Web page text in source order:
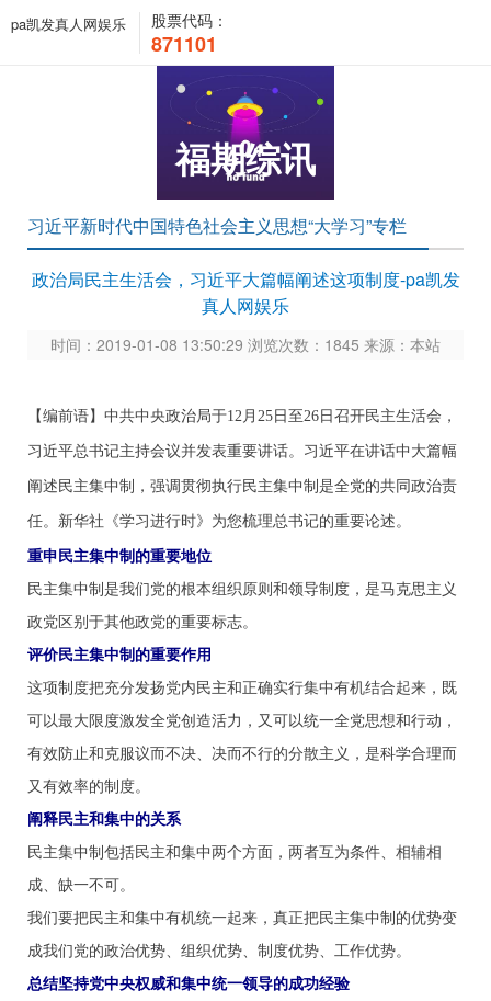
pa凯发真人网娱乐 股票代码：
871101
福期综讯
习近平新时代中国特色社会主义思想“大学习”专栏
政治局民主生活会，习近平大篇幅阐述这项制度-pa凯发
真人网娱乐
时间：2019-01-08 13:50:29 浏览次数：1845 来源：本站
【编前语】 中共中央政治局于12月25日至26日召开民主生活会，
习近平总书记主持会议并发表重要讲话。习近平在讲话中大篇幅
阐述民主集中制，强调贯彻执行民主集中制是全党的共同政治责
任。新华社《学习进行时》为您梳理总书记的重要论述。
重申民主集中制的重要地位
民主集中制是我们党的根本组织原则和领导制度，是马克思主义
政党区别于其他政党的重要标志。
评价民主集中制的重要作用
这项制度把充分发扬党内民主和正确实行集中有机结合起来，既
可以最大限度激发全党创造活力，又可以统一全党思想和行动，
有效防止和克服议而不决、决而不行的分散主义，是科学合理而
又有效率的制度。
阐释民主和集中的关系
民主集中制包括民主和集中两个方面，两者互为条件、相辅相
成、缺一不可。
我们要把民主和集中有机统一起来，真正把民主集中制的优势变
成我们党的政治优势、组织优势、制度优势、工作优势。
总结坚持党中央权威和集中统一领导的成功经验